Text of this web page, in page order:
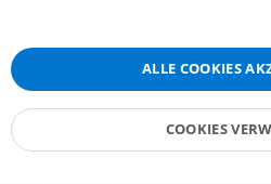
Kommissur
Kern
Kerne des Sehbahns
Arteriografie der oberen
Angiographie
ALLE COOKIES
COOKIES